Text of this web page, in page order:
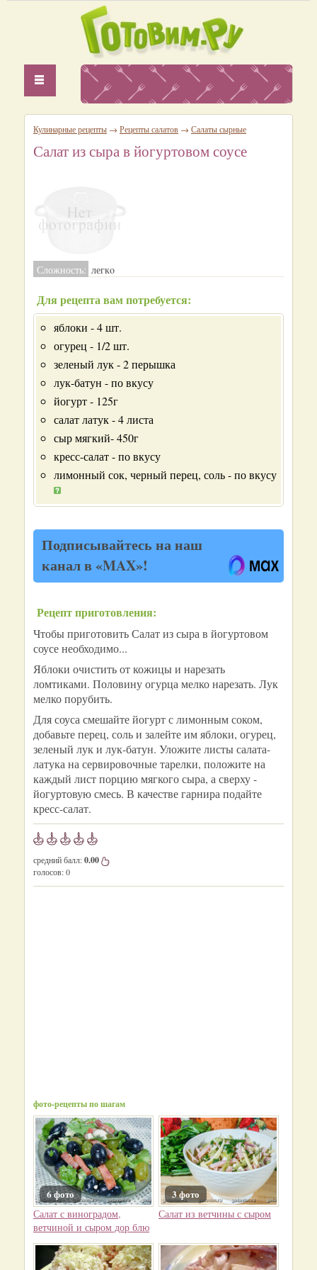
Кулинарные рецепты → Рецепты салатов → Салаты сырные
Салат из сыра в йогуртовом соусе
Сложность: легкo
Для рецепта вам потребуется:
яблоки - 4 шт.
огурец - 1/2 шт.
зеленый лук - 2 перышка
лук-батун - по вкусу
йогурт - 125г
салат латук - 4 листа
сыр мягкий- 450г
кресс-салат - по вкусу
лимонный сок, черный перец, соль - по вкусу
Подписывайтесь на наш
канал в «MAX»!
Рецепт приготовления:
Чтобы приготовить Салат из сыра в йогуртовом
соусе необходимо...
Яблоки очистить от кожицы и нарезать
ломтиками. Половину огурца мелко нарезать. Лук
мелко порубить.
Для соуса смешайте йогурт с лимонным соком,
добавьте перец, соль и залейте им яблоки, огурец,
зеленый лук и лук-батун. Уложите листы салата-
латука на сервировочные тарелки, положите на
каждый лист порцию мягкого сыра, а сверху -
йогуртовую смесь. В качестве гарнира подайте
кресс-салат.
средний балл:0.00
голосов:0
фото-рецепты по шагам
6 фото
Салат с виноградом,
ветчиной и сыром дор блю
3 фото
Салат из ветчины с сыром